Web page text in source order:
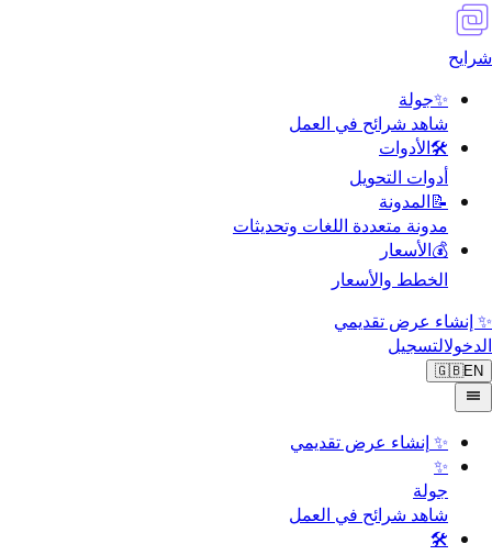
شرايح
✨جولة
شاهد شرائح في العمل
🛠️الأدوات
أدوات التحويل
📝المدونة
مدونة متعددة اللغات وتحديثات
💰الأسعار
الخطط والأسعار
✨ إنشاء عرض تقديمي
الدخولالتسجيل
🇬🇧EN
✨ إنشاء عرض تقديمي
✨
جولة
شاهد شرائح في العمل
🛠️